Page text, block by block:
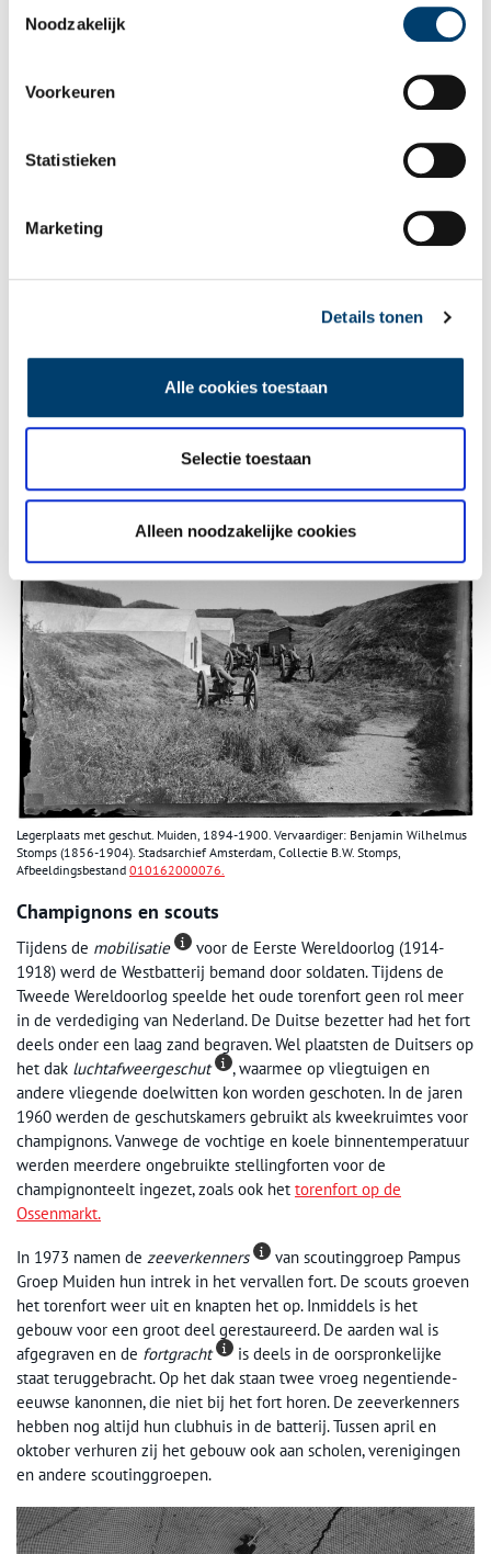
Noodzakelijk
Voorkeuren
Statistieken
Marketing
Details tonen
Alle cookies toestaan
Selectie toestaan
Alleen noodzakelijke cookies
Stelling van Amsterdam.
Stomps (1856-1904). Stadsarchief Amsterdam, Collectie B.W. Stomps,
Legerplaats met geschut. Muiden, 1894-1900. Vervaardiger: Benjamin Wilhelmus
Stomps (1856-1904). Stadsarchief Amsterdam, Collectie B.W. Stomps,
Afbeeldingsbestand 010162000076.
Champignons en scouts
Tijdens de mobilisatie
voor de Eerste Wereldoorlog (1914-
1918) werd de Westbatterij bemand door soldaten. Tijdens de
Tweede Wereldoorlog speelde het oude torenfort geen rol meer
in de verdediging van Nederland. De Duitse bezetter had het fort
deels onder een laag zand begraven. Wel plaatsten de Duitsers op
het dak luchtafweergeschut
, waarmee op vliegtuigen en
andere vliegende doelwitten kon worden geschoten. In de jaren
1960 werden de geschutskamers gebruikt als kweekruimtes voor
champignons. Vanwege de vochtige en koele binnentemperatuur
werden meerdere ongebruikte stellingforten voor de
champignonteelt ingezet, zoals ook het torenfort op de
Ossenmarkt.
In 1973 namen de zeeverkenners
van scoutinggroep Pampus
Groep Muiden hun intrek in het vervallen fort. De scouts groeven
het torenfort weer uit en knapten het op. Inmiddels is het
gebouw voor een groot deel gerestaureerd. De aarden wal is
afgegraven en de fortgracht
is deels in de oorspronkelijke
staat teruggebracht. Op het dak staan twee vroeg negentiende-
eeuwse kanonnen, die niet bij het fort horen. De zeeverkenners
hebben nog altijd hun clubhuis in de batterij. Tussen april en
oktober verhuren zij het gebouw ook aan scholen, verenigingen
en andere scoutinggroepen.